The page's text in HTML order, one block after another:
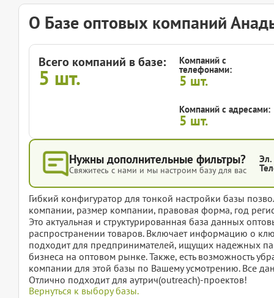
О Базе оптовых компаний
Всего компаний в базе:
5 шт.
Компаний с
телефонами:
5 шт.
Компаний с адресами:
5 шт.
Нужны дополнительные фильтры?
Свяжитесь с нами и мы настроим базу для вас
Эл.
Гибкий конфигуратор для тонкой настройки базы
компании, размер компании, правовая форма, год
Это актуальная и структурированная база данных
распространении товаров. Включает информацию о
подходит для предпринимателей, ищущих надежных
бизнеса на оптовом рынке. Также, есть возможность
компании для этой базы по Вашему усмотрению. Все
Отлично подходит для аутрич(outreach)-проектов!
Вернуться к выбору базы.